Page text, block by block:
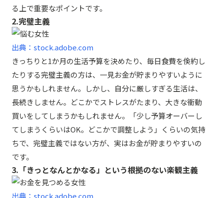
る上で重要なポイントです。
2.完璧主義
出典：stock.adobe.com
きっちりと1か月の生活予算を決めたり、毎日食費を倹約し
たりする完璧主義の方は、一見お金が貯まりやすいように
思うかもしれません。しかし、自分に厳しすぎる生活は、
長続きしません。どこかでストレスがたまり、大きな衝動
買いをしてしまうかもしれません。「少し予算オーバーし
てしまうくらいはOK。どこかで調整しよう」くらいの気持
ちで、完璧主義ではない方が、実はお金が貯まりやすいの
です。
3.「きっとなんとかなる」という根拠のない楽観主義
出典：stock.adobe.com